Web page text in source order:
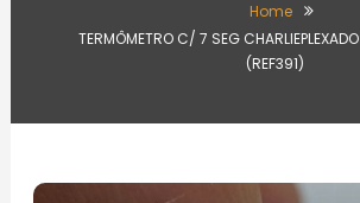
Home
TERMÔMETRO C/ 7 SEG
(REF391)